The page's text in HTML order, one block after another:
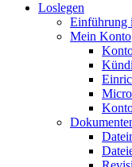
Loslegen
Einführung
Mein Konto